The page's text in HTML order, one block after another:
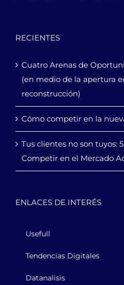
RECIENTES
Cuatro Arenas de
(en medio de la apertura
reconstrucción)
Cómo competir en la
Tus clientes no son tuyos:
Competir en el Mercado
ENLACES DE INTERÉS
Usefull
Tendencias Digitales
Datanalisis